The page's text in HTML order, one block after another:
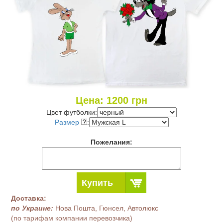
Цена: 1200 грн
Цвет футболки:
Размер
:
Пожелания:
Купить
Доставка:
по Украине: Нова Пошта, Гюнсел, Автолюкс
(по тарифам компании перевозчика)